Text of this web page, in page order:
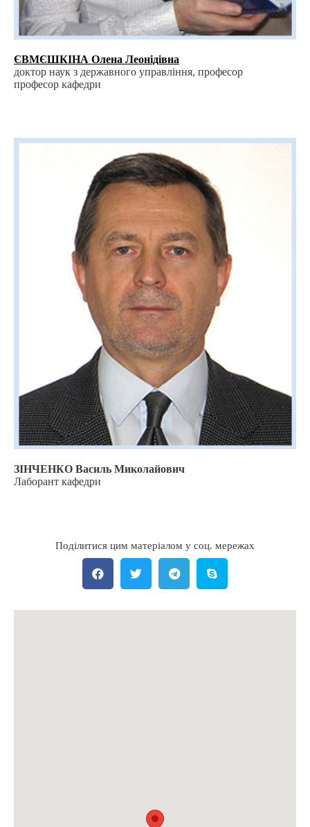
ЄВМЄШКІНА Олена Леонідівна
доктор наук з державного управління, професор
професор кафедри
ЗІНЧЕНКО Василь Миколайович
Лаборант кафедри
Поділитися цим матеріалом у соц. мережах